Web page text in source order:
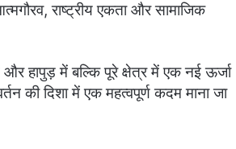
राष्ट्रीय एकता और सामाजिक
और हापुड़ में बल्कि पूरे क्षेत्र में एक नई ऊर्जा
की दिशा में एक महत्वपूर्ण कदम माना जा